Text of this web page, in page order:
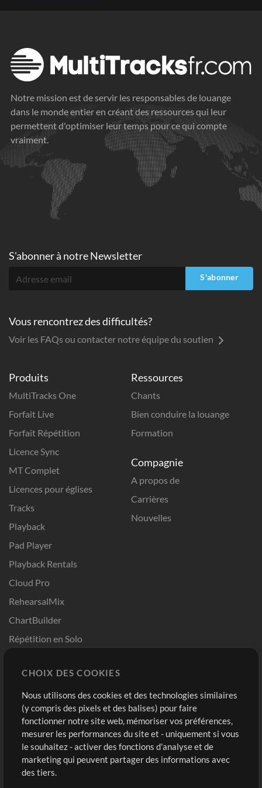
Notre mission est de servir les responsables de louange
dans le monde entier en créant des ressources qui leur
permettent d'optimiser leur temps pour ce qui compte
vraiment.
Produits
MultiTracks One
Forfait Live
Forfait Répétition
Licence Sync
MT Complet
Licences pour églises
Tracks
Playback
Pad Player
Playback Rentals
Cloud Pro
RehearsalMix
ChartBuilder
Répétition en Solo
Modèles ProPresenter
Sons
Ressources
Chants
Bien conduire la louange
Formation
Compagnie
A propos de
Carrières
Nouvelles
Boutique
Acheter des crédits
Contenu gratuit
Demander les pistes
Compte
Connexion
S'inscrire
S'abonner à notre Newsletter
S'abonner
Vous rencontrez des difficultés?
Voir les FAQs ou contacter notre équipe du soutien
CHOIX DES COOKIES
Nous utilisons des cookies et des technologies similaires
(y compris des pixels et des balises) pour faire
fonctionner notre site web, mémoriser vos préférences,
mesurer les performances du site et - uniquement si vous
le souhaitez - activer des fonctions d'analyse et de
marketing qui peuvent partager des informations avec
des tiers.